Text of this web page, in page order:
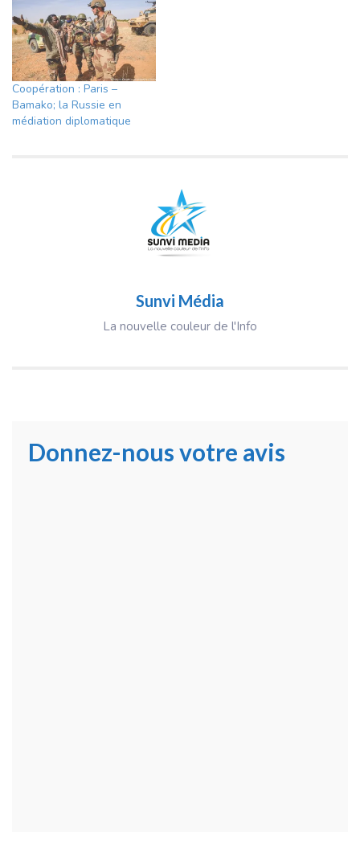
Coopération : Paris –
Bamako; la Russie en
médiation diplomatique
Sunvi Média
La nouvelle couleur de l'Info
Donnez-nous votre avis